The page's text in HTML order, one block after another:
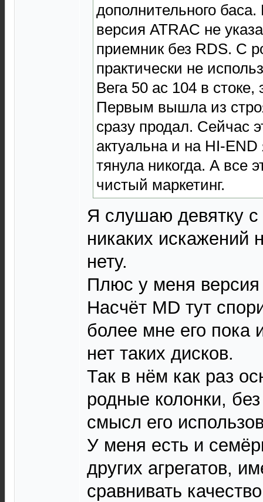
дополнительного
версия ATRAC не
приемник без RDS. С
практически не
Вега 50 ас 104 в
Первым вышла из
сразу продал. Сейчас
актуальна и на HI-
тянула никогда. А все
чистый маркетинг.
Я слушаю девятку
никаких искажений
нету.
Плюс у меня версия
Насчёт MD тут
более мне его пока
нет таких дисков.
Так в нём как раз
родные колонки,
смысл его
У меня есть и
других агрегатов,
сравнивать